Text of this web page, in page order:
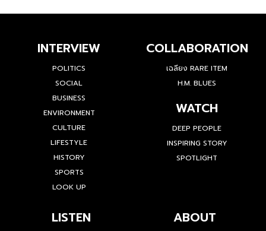
INTERVIEW
POLITICS
SOCIAL
BUSINESS
ENVIRONMENT
CULTURE
LIFESTYLE
HISTORY
SPORTS
LOOK UP
COLLABORATION
เฉลียง RARE ITEM
H.M. BLUES
WATCH
DEEP PEOPLE
INSPIRING STORY
SPOTLIGHT
LISTEN ABOUT